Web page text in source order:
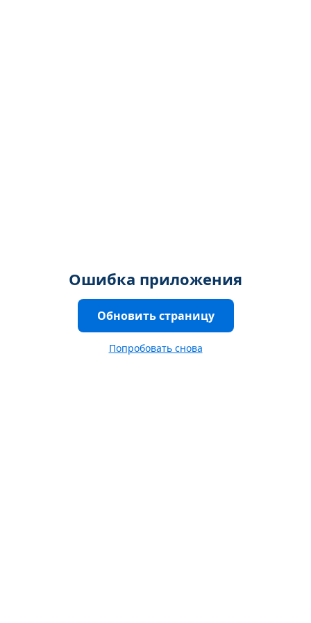
Ошибка приложения
Обновить страницу
Попробовать снова